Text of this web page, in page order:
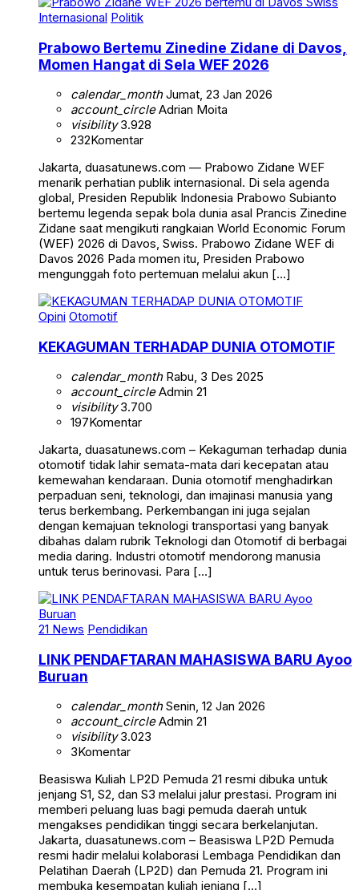
Internasional Politik
Prabowo Bertemu Zinedine Zidane di Davos,
Momen Hangat di Sela WEF 2026
calendar_monthJumat, 23 Jan 2026
account_circleAdrian Moita
visibility3.928
232Komentar
Jakarta, duasatunews.com — Prabowo Zidane WEF
menarik perhatian publik internasional. Di sela agenda
global, Presiden Republik Indonesia Prabowo Subianto
bertemu legenda sepak bola dunia asal Prancis Zinedine
Zidane saat mengikuti rangkaian World Economic Forum
(WEF) 2026 di Davos, Swiss. Prabowo Zidane WEF di
Davos 2026 Pada momen itu, Presiden Prabowo
mengunggah foto pertemuan melalui akun […]
Opini Otomotif
KEKAGUMAN TERHADAP DUNIA OTOMOTIF
calendar_monthRabu, 3 Des 2025
account_circleAdmin 21
visibility3.700
197Komentar
Jakarta, duasatunews.com – Kekaguman terhadap dunia
otomotif tidak lahir semata-mata dari kecepatan atau
kemewahan kendaraan. Dunia otomotif menghadirkan
perpaduan seni, teknologi, dan imajinasi manusia yang
terus berkembang. Perkembangan ini juga sejalan
dengan kemajuan teknologi transportasi yang banyak
dibahas dalam rubrik Teknologi dan Otomotif di berbagai
media daring. Industri otomotif mendorong manusia
untuk terus berinovasi. Para […]
21 News Pendidikan
LINK PENDAFTARAN MAHASISWA BARU Ayoo
Buruan
calendar_monthSenin, 12 Jan 2026
account_circleAdmin 21
visibility3.023
3Komentar
Beasiswa Kuliah LP2D Pemuda 21 resmi dibuka untuk
jenjang S1, S2, dan S3 melalui jalur prestasi. Program ini
memberi peluang luas bagi pemuda daerah untuk
mengakses pendidikan tinggi secara berkelanjutan.
Jakarta, duasatunews.com – Beasiswa LP2D Pemuda
resmi hadir melalui kolaborasi Lembaga Pendidikan dan
Pelatihan Daerah (LP2D) dan Pemuda 21. Program ini
membuka kesempatan kuliah jenjang […]